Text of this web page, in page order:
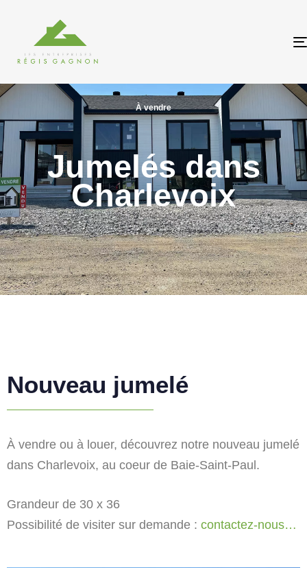
À vendre
Jumelés dans
Charlevoix
Nouveau jumelé
À vendre ou à louer, découvrez notre nouveau jumelé
dans Charlevoix, au coeur de Baie-Saint-Paul.
Grandeur de 30 x 36
Possibilité de visiter sur demande : contactez-nous…